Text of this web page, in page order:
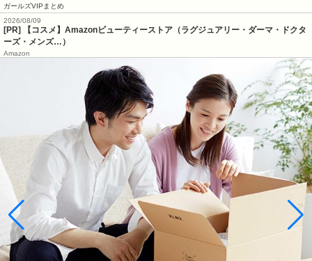
ガールズVIPまとめ
2026/08/09
[PR] 【コスメ】Amazonビューティーストア（ラグジュアリー・ダーマ・ドクタ
ーズ・メンズ…）
Amazon